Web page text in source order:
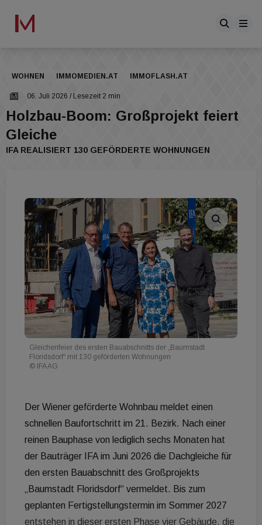
WOHNEN IMMOMEDIEN.AT IMMOFLASH.AT
06. Juli 2026 / Lesezeit 2 min
Holzbau-Boom: Großprojekt feiert
Gleiche
IFA REALISIERT 130 GEFÖRDERTE WOHNUNGEN
Gleichenfeier des ersten Bauabschnitts der „Baumstadt
Floridsdorf“ mit 130 geförderten Wohnungen
© IFA AG
Der Wiener geförderte Wohnbau meldet einen
schnellen Baufortschritt im 21. Bezirk. Nach einer
reinen Bauphase von lediglich sechs Monaten hat
der Bauträger IFA im Juni 2026 die Dachgleiche für
den ersten Bauabschnitt des Großprojekts
„Baumstadt Floridsdorf“ vermeldet. Bis zum
geplanten Fertigstellungstermin im Sommer 2027
entstehen in dieser ersten Phase vier Gebäude, die